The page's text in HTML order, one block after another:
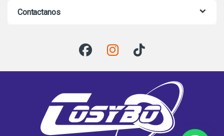
Contactanos